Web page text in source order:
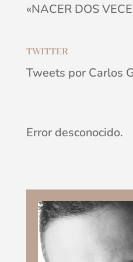
«NACER DOS
TWITTER
Tweets por Carlos
Error desconocido.